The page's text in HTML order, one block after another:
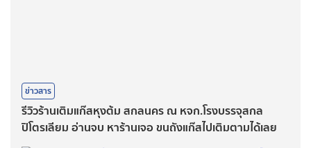
ข่าวสาร
รีวิวร้านเติมแก๊สหุงต้ม สกลนคร ณ หจก.โรงบรรจุสกล
ปิโตรเลียม อ่านจบ หาร้านเจอ ขนถังแก๊สไปเติมตามได้เลย